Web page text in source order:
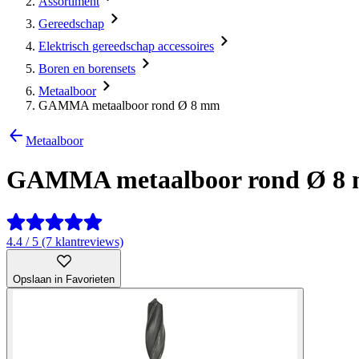
Gereedschap
Elektrisch gereedschap accessoires
Boren en borensets
Metaalboor
GAMMA metaalboor rond Ø 8 mm
Metaalboor
GAMMA metaalboor rond Ø 8
4.4 / 5 (7 klantreviews)
Opslaan in Favorieten